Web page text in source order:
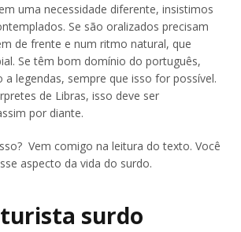
uma necessidade diferente, insistimos
Se são oralizados precisam
de frente e num ritmo natural, que
Se têm bom domínio do português,
a legendas, sempre que isso for possível.
de Libras, isso deve ser
por diante.
Vem comigo na leitura do texto. Você
aspecto da vida do surdo.
surdo